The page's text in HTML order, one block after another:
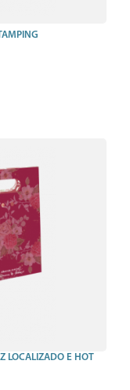
LOCALIZADO E HOT